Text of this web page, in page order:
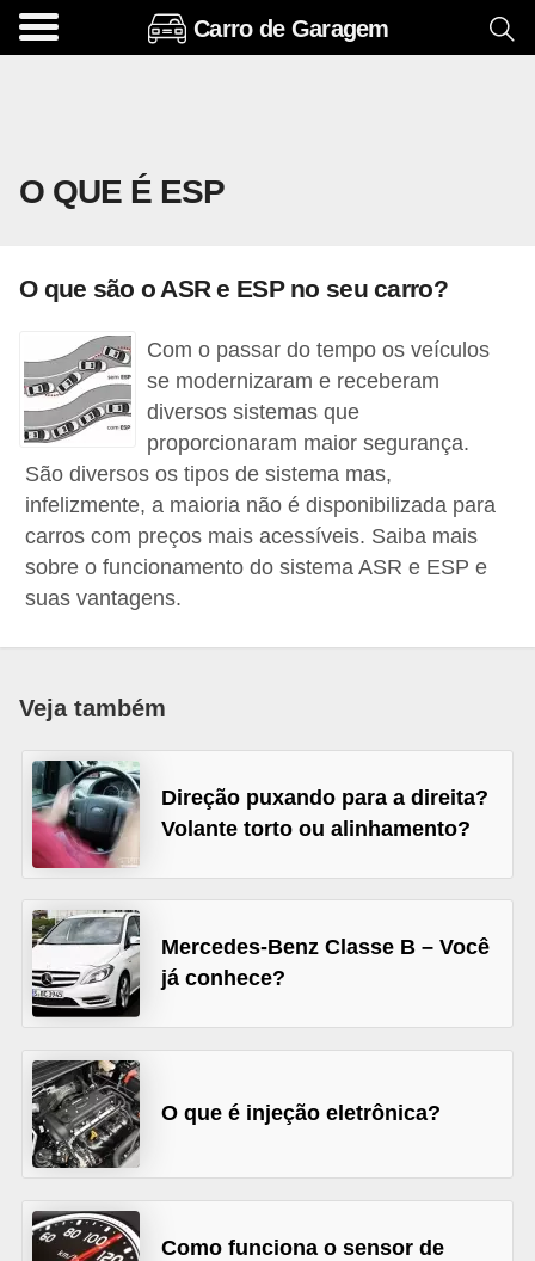
Carro de Garagem
O QUE É ESP
O que são o ASR e ESP no seu carro?
Com o passar do tempo os veículos
se modernizaram e receberam
diversos sistemas que
proporcionaram maior segurança.
São diversos os tipos de sistema mas,
infelizmente, a maioria não é disponibilizada para
carros com preços mais acessíveis. Saiba mais
sobre o funcionamento do sistema ASR e ESP e
suas vantagens.
Veja também
Direção puxando para a direita?
Volante torto ou alinhamento?
Mercedes-Benz Classe B – Você
já conhece?
O que é injeção eletrônica?
Como funciona o sensor de
A
s
i
s
e
o
p
c
i
o
i
A
u
t
m
v
i
s
e
v
e
í